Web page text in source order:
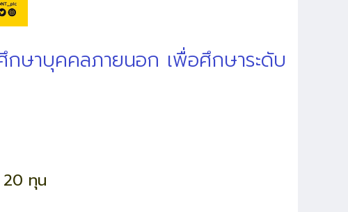
กษาบุคคลภายนอก เพื่อศึกษาระดับ
20 ทุน